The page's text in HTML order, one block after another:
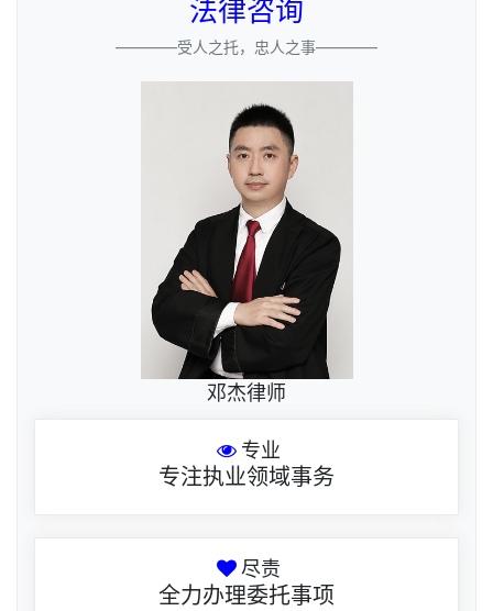
法律咨询
————受人之托，忠人之事————
邓杰律师
专业
专注执业领域事务
尽责
全力办理委托事项